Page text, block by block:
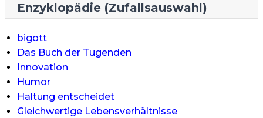
Enzyklopädie (Zufallsauswahl)
bigott
Das Buch der Tugenden
Innovation
Humor
Haltung entscheidet
Gleichwertige Lebensverhältnisse